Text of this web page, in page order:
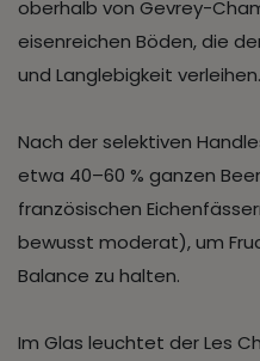
oberhalb von Gevrey-
eisenreichen Böden, die
und Langlebigkeit verleihen.
Nach der selektiven
etwa 40–60 % ganzen
französischen
bewusst moderat), um
Balance zu halten.
Im Glas leuchtet der Les